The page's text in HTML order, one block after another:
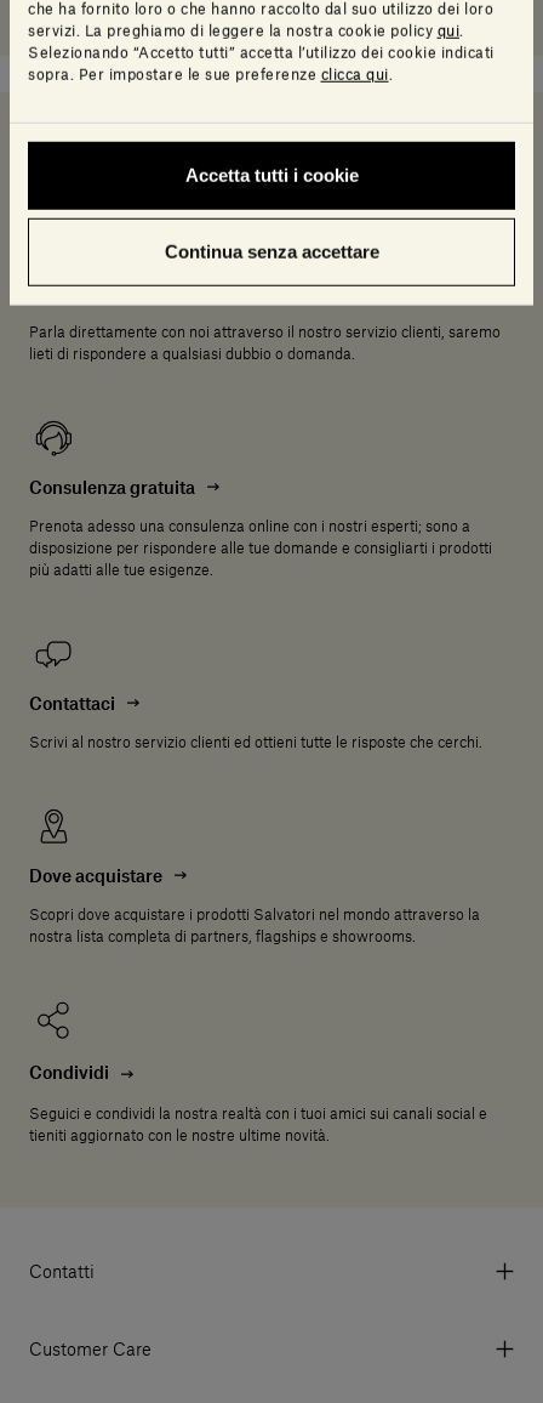
che ha fornito loro o che hanno raccolto dal suo utilizzo dei loro
servizi. La preghiamo di leggere la nostra cookie policy qui
Selezionando “Accetto tutti” accetta l’utilizzo dei cookie indicati
sopra. Per impostare le sue preferenze clicca qui
Accetta tutti i cookie
Continua senza accettare
Serve un aiuto a decidere?
Parla direttamente con noi attraverso il nostro servizio clienti, saremo
lieti di rispondere a qualsiasi dubbio o domanda.
Consulenza gratuita
Prenota adesso una consulenza online con i nostri esperti; sono a
disposizione per rispondere alle tue domande e consigliarti i prodotti
più adatti alle tue esigenze.
Contattaci
Scrivi al nostro servizio clienti ed ottieni tutte le risposte che cerchi.
Dove acquistare
Scopri dove acquistare i prodotti Salvatori nel mondo attraverso la
nostra lista completa di partners, flagships e showrooms.
Condividi
Seguici e condividi la nostra realtà con i tuoi amici sui canali social e
tieniti aggiornato con le nostre ultime novità.
Contatti
Tel. +39 0584 769200 - P.IVA 01748630462
© 2026 Salvatori
Customer Care